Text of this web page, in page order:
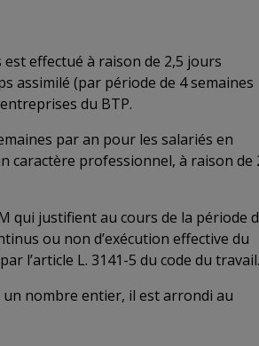
est effectué à raison de 2,5 jours
assimilé (par période de 4 semaines
du BTP.
par an pour les salariés en
caractère professionnel, à raison de
qui justifient au cours de la période
ou non d’exécution effective du
l’article L. 3141-5 du code du travail.
nombre entier, il est arrondi au